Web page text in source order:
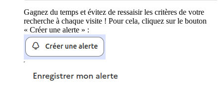
Gagnez du temps et évitez de ressaisir les critères de votre
recherche à chaque visite ! Pour cela, cliquez sur le bouton
« Créer une alerte » :